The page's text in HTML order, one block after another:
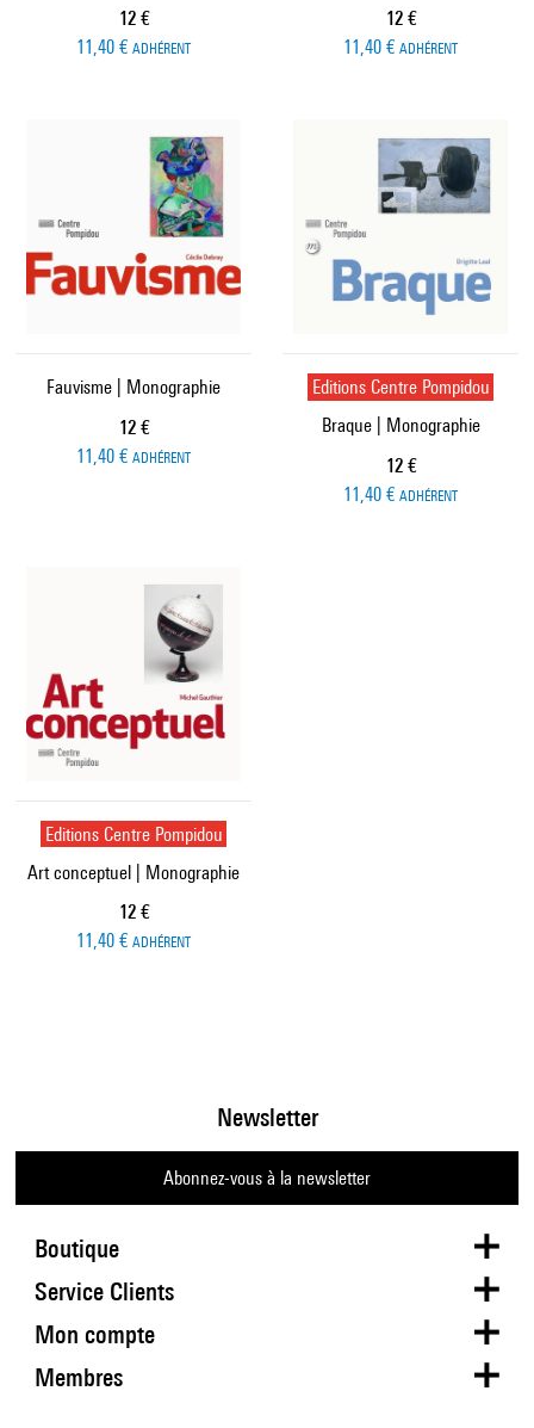
Prix ​​actuel
12 €
11,40 € ADHÉRENT
Prix ​​actuel
12 €
11,40 € ADHÉRENT
Fauvisme | Monographie
Prix ​​actuel
12 €
11,40 € ADHÉRENT
Editions Centre Pompidou
Braque | Monographie
Prix ​​actuel
12 €
11,40 € ADHÉRENT
Editions Centre Pompidou
Art conceptuel | Monographie
Prix ​​actuel
12 €
11,40 € ADHÉRENT
Boutique
Newsletter
Abonnez-vous à la newsletter
Service Clients
Mon compte
Membres